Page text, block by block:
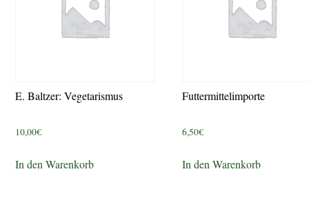
E. Baltzer: Vegetarismus
10,00€
In den Warenkorb
Futtermittelimporte
6,50€
In den Warenkorb